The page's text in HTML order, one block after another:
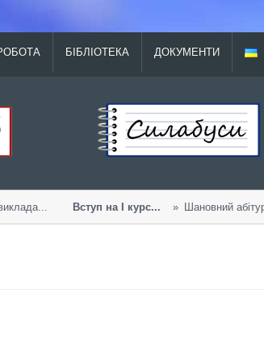
БІБЛІОТЕКА ДОКУМЕНТИ
Вступ на І курс... Шановний